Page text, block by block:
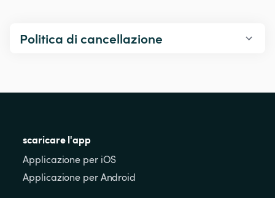
Politica di cancellazione
scaricare l'app
Applicazione per iOS
Applicazione per Android